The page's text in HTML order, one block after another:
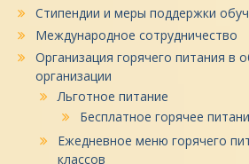
Стипендии и меры поддержки
Международное сотрудничество
Организация горячего питания в
организации
Льготное питание
Бесплатное горячее
Ежедневное меню горячего
классов